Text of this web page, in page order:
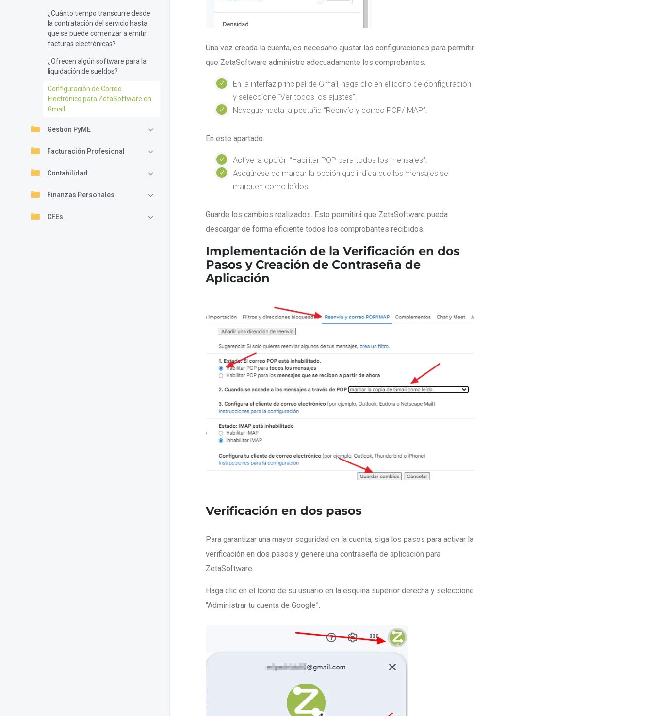
¿Cuánto tiempo transcurre desde
la contratación del servicio hasta
que se puede comenzar a emitir
facturas electrónicas?
¿Ofrecen algún software para la
liquidación de sueldos?
Configuración de Correo
Electrónico para ZetaSoftware en
Gmail
Gestión PyME
Facturación Profesional
Contabilidad
Finanzas Personales
CFEs
Una vez creada la cuenta, es necesario ajustar las configuraciones para permitir
que ZetaSoftware administre adecuadamente los comprobantes:
En la interfaz principal de Gmail, haga clic en el ícono de configuración
y seleccione “Ver todos los ajustes”.
Navegue hasta la pestaña “Reenvío y correo POP/IMAP”.
En este apartado:
Active la opción “Habilitar POP para todos los mensajes”.
Asegúrese de marcar la opción que indica que los mensajes se
marquen como leídos.
Guarde los cambios realizados. Esto permitirá que ZetaSoftware pueda
descargar de forma eficiente todos los comprobantes recibidos.
Implementación de la Verificación en dos
Pasos y Creación de Contraseña de
Aplicación
Verificación en dos pasos
Para garantizar una mayor seguridad en la cuenta, siga los pasos para activar la
verificación en dos pasos y genere una contraseña de aplicación para
ZetaSoftware.
Haga clic en el ícono de su usuario en la esquina superior derecha y seleccione
“Administrar tu cuenta de Google”.